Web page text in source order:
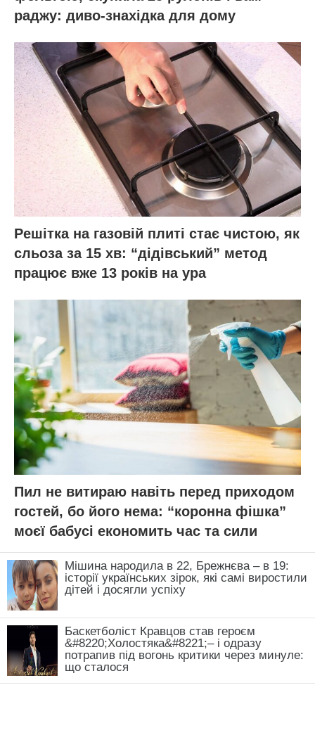
раджу: диво-знахідка для дому
Решітка на газовій плиті стає чистою, як
сльоза за 15 хв: “дідівський” метод
працює вже 13 років на ура
Пил не витираю навіть перед приходом
гостей, бо його нема: “коронна фішка”
моєї бабусі економить час та сили
Мішина народила в 22, Брежнєва – в 19:
історії українських зірок, які самі виростили
дітей і досягли успіху
Баскетболіст Кравцов став героєм
&#8220;Холостяка&#8221;– і одразу
потрапив під вогонь критики через минуле:
що сталося